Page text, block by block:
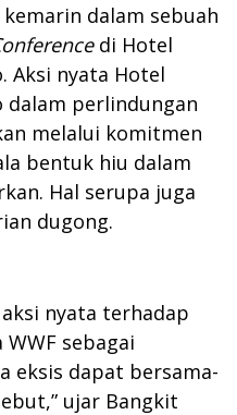
dalam sebuah
di Hotel
Aksi nyata Hotel
dalam perlindungan
melalui komitmen
bentuk hiu dalam
Hal serupa juga
dugong.
nyata terhadap
sebagai
eksis dapat bersama-
ujar Bangkit